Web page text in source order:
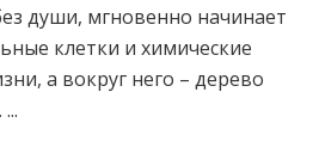
души, мгновенно начинает
клетки и химические
а вокруг него – дерево